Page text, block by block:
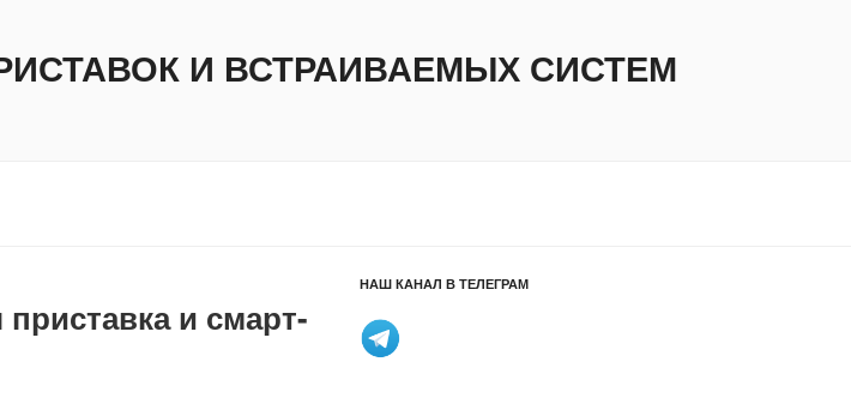
И ВСТРАИВАЕМЫХ СИСТЕМ
и смарт-
НАШ КАНАЛ В ТЕЛЕГРАМ